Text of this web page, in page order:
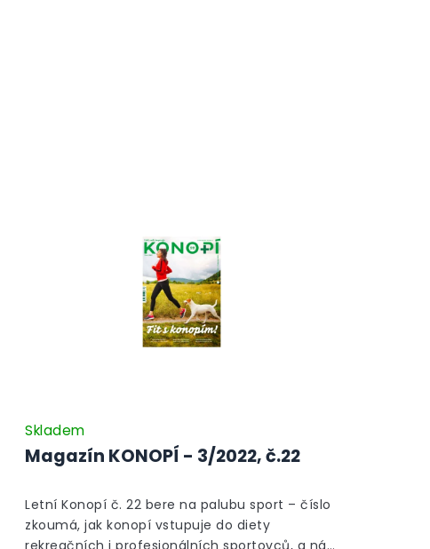
Magazín KONOPÍ - 3/2022, č.22
Skladem
Letní Konopí č. 22 bere na palubu sport – číslo
zkoumá, jak konopí vstupuje do diety
rekreačních i profesionálních sportovců, a náš